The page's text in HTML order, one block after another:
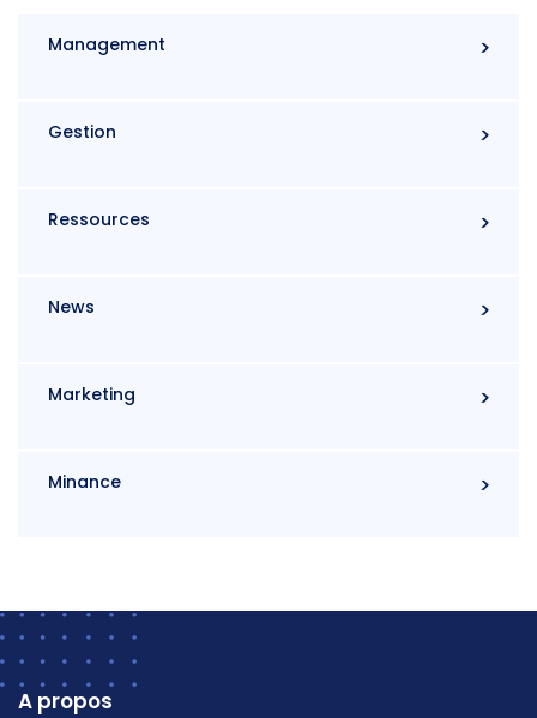
Management
Gestion
Ressources
News
Marketing
Minance
A propos